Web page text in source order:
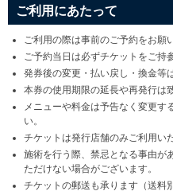
ご利用にあたって
ご利用の際は事前のご予約をお願
ご予約当日は必ずチケットをご持
発券後の変更・払い戻し・換金等
本券の使用期限の延長や再発行は
メニューや料金は予告なく変更す
い。
チケットは発行店舗のみご利用い
施術を行う際、禁忌となる事由が
ただけない場合がございます。
チケットの郵送も承ります（送料